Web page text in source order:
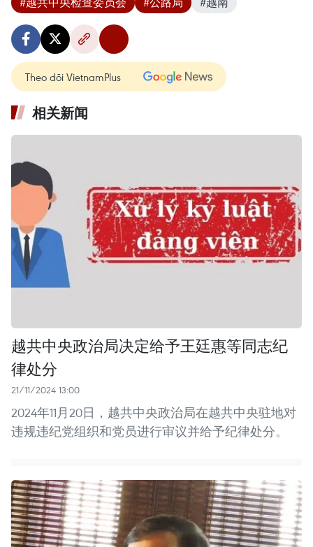
Theo dõi VietnamPlus
相关新闻
越共中央政治局决定给予王廷惠等同志纪
律处分
21/11/2024 13:00
2024年11月20日，越共中央政治局在越共中央驻地对
违规违纪党组织和党员进行审议并给予纪律处分。